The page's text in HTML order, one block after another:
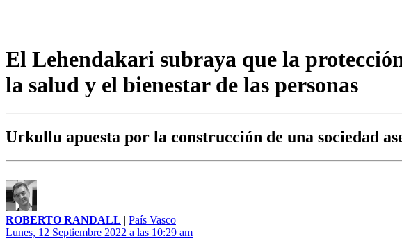
El Lehendakari subraya que la
la salud y el bienestar de las personas
Urkullu apuesta por la construcción de una sociedad
ROBERTO RANDALL | País Vasco
Lunes, 12 Septiembre 2022 a las 10:29 am